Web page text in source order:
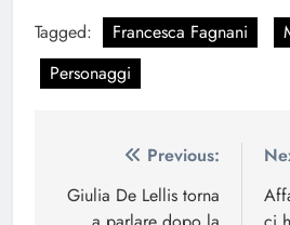
Tagged: Francesca Fagnani
Personaggi
Navigazione
articoli
Previous:
Giulia De Lellis torna